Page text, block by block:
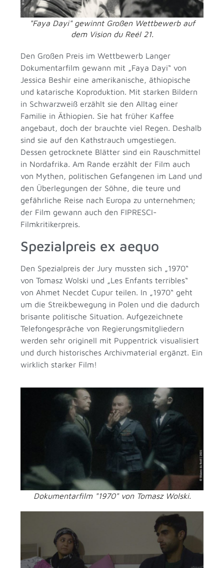
"Faya Dayi" gewinnt Großen Wettbewerb auf
dem Vision du Reél 21.
Den Großen Preis im Wettbewerb Langer
Dokumentarfilm gewann mit „Faya Dayi“ von
Jessica Beshir eine amerikanische, äthiopische
und katarische Koproduktion. Mit starken Bildern
in Schwarzweiß erzählt sie den Alltag einer
Familie in Äthiopien. Sie hat früher Kaffee
angebaut, doch der brauchte viel Regen. Deshalb
sind sie auf den Kathstrauch umgestiegen.
Dessen getrocknete Blätter sind ein Rauschmittel
in Nordafrika. Am Rande erzählt der Film auch
von Mythen, politischen Gefangenen im Land und
den Überlegungen der Söhne, die teure und
gefährliche Reise nach Europa zu unternehmen;
der Film gewann auch den FIPRESCI-
Filmkritikerpreis.
Spezialpreis ex aequo
Den Spezialpreis der Jury mussten sich „1970“
von Tomasz Wolski und „Les Enfants terribles“
von Ahmet Necdet Cupur teilen. In „1970“ geht
um die Streikbewegung in Polen und die dadurch
brisante politische Situation. Aufgezeichnete
Telefongespräche von Regierungsmitgliedern
werden sehr originell mit Puppentrick visualisiert
und durch historisches Archivmaterial ergänzt. Ein
wirklich starker Film!
Dokumentarfilm "1970" von Tomasz Wolski.